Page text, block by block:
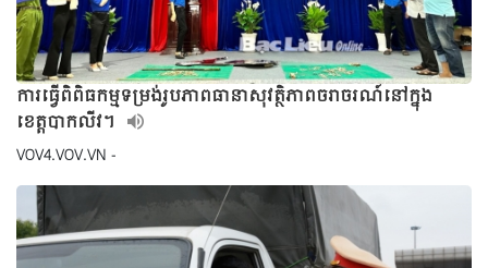
ការធ្វើពិពិធកម្មទម្រង់រូបភាពធានាសុវត្ថិភាពចរាចរណ៍នៅក្នុង
ខេត្តបាកលីវ។
VOV4.VOV.VN -